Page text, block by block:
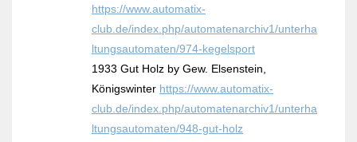
https://www.automatix-
club.de/index.php/automatenarchiv1/unterha
ltungsautomaten/974-kegelsport
1933 Gut Holz by Gew. Elsenstein,
Königswinter https://www.automatix-
club.de/index.php/automatenarchiv1/unterha
ltungsautomaten/948-gut-holz